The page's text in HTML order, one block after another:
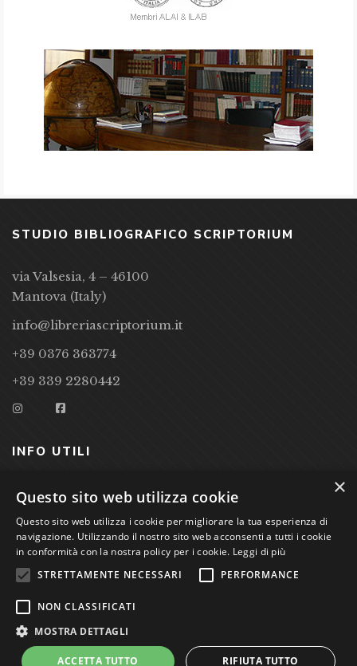
STUDIO BIBLIOGRAFICO SCRIPTORIUM
via Valsesia, 4 – 46100
Mantova (Italy)
info@libreriascriptorium.it
+39 0376 363774
+39 339 2280442
INFO UTILI
CONDIZIONI DI VENDITA
PRIVACY POLICY
COOKIE POLICY
Studio Bibliografico Scriptorium Dott.ssa Sara Bassi VAT
nr. 01744000207
×
Questo sito web utilizza cookie
Questo sito web utilizza i cookie per migliorare la tua esperienza di
navigazione. Utilizzando il nostro sito web acconsenti a tutti i cookie
in conformità con la nostra policy per i cookie. Leggi di più
STRETTAMENTE NECESSARI
PERFORMANCE
NON CLASSIFICATI
MOSTRA DETTAGLI
ACCETTA TUTTO RIFIUTA TUTTO